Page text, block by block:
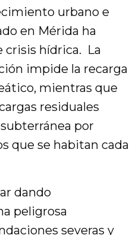
urbano e
en Mérida ha
crisis hídrica. La
impide la recarga
mientras que
residuales
por
que se habitan cada
dando
peligrosa
severas y